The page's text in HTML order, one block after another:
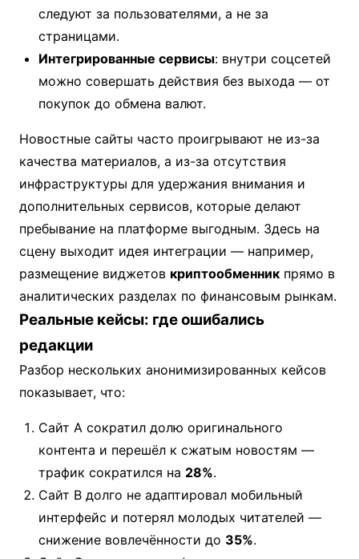
следуют за пользователями, а не за
страницами.
Интегрированные сервисы: внутри соцсетей
можно совершать действия без выхода — от
покупок до обмена валют.
Новостные сайты часто проигрывают не из-за
качества материалов, а из-за отсутствия
инфраструктуры для удержания внимания и
дополнительных сервисов, которые делают
пребывание на платформе выгодным. Здесь на
сцену выходит идея интеграции — например,
размещение виджетов криптообменник прямо в
аналитических разделах по финансовым рынкам.
Реальные кейсы: где ошибались
редакции
Разбор нескольких анонимизированных кейсов
показывает, что:
Сайт A сократил долю оригинального
контента и перешёл к сжатым новостям —
трафик сократился на 28%.
Сайт B долго не адаптировал мобильный
интерфейс и потерял молодых читателей —
снижение вовлечённости до 35%.